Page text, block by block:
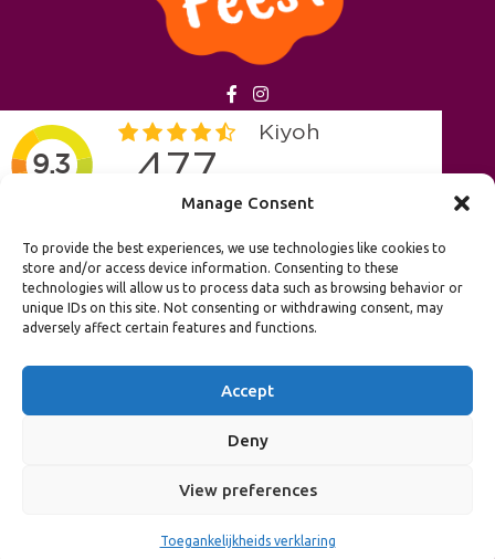
Manage Consent
To provide the best experiences, we use technologies like cookies to
store and/or access device information. Consenting to these
technologies will allow us to process data such as browsing behavior or
unique IDs on this site. Not consenting or withdrawing consent, may
adversely affect certain features and functions.
Accept
Deny
View preferences
Toegankelijkheids verklaring
Handige links
Contact
Meest gestelde vragen
Retourenbeleid